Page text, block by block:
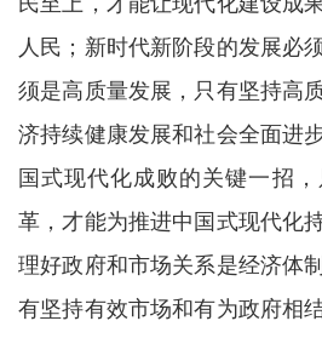
人民；新时代新阶段的发展必
须是高质量发展，只有坚持高
济持续健康发展和社会全面进
国式现代化成败的关键一招
革，才能为推进中国式现代化
理好政府和市场关系是经济体
有坚持有效市场和有为政府相